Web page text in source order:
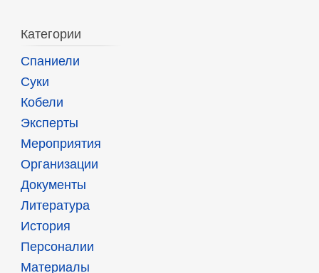
Категории
Спаниели
Суки
Кобели
Эксперты
Мероприятия
Организации
Документы
Литература
История
Персоналии
Материалы